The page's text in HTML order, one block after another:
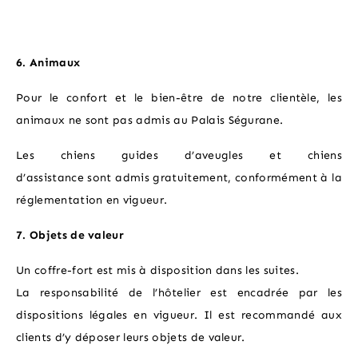
6. Animaux
Pour le confort et le bien-être de notre clientèle, les
animaux ne sont pas admis au Palais Ségurane.
Les chiens guides d’aveugles et chiens
d’assistance sont admis gratuitement, conformément à la
réglementation en vigueur.
7. Objets de valeur
Un coffre-fort est mis à disposition dans les suites.
La responsabilité de l’hôtelier est encadrée par les
dispositions légales en vigueur. Il est recommandé aux
clients d’y déposer leurs objets de valeur.